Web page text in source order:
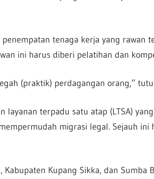
tenaga kerja yang rawan
ini harus diberi pelatihan dan
(praktik) perdagangan orang,”
layanan terpadu satu atap (LTSA)
migrasi legal. Sejauh ini
Kabupaten Kupang Sikka, dan Sumba